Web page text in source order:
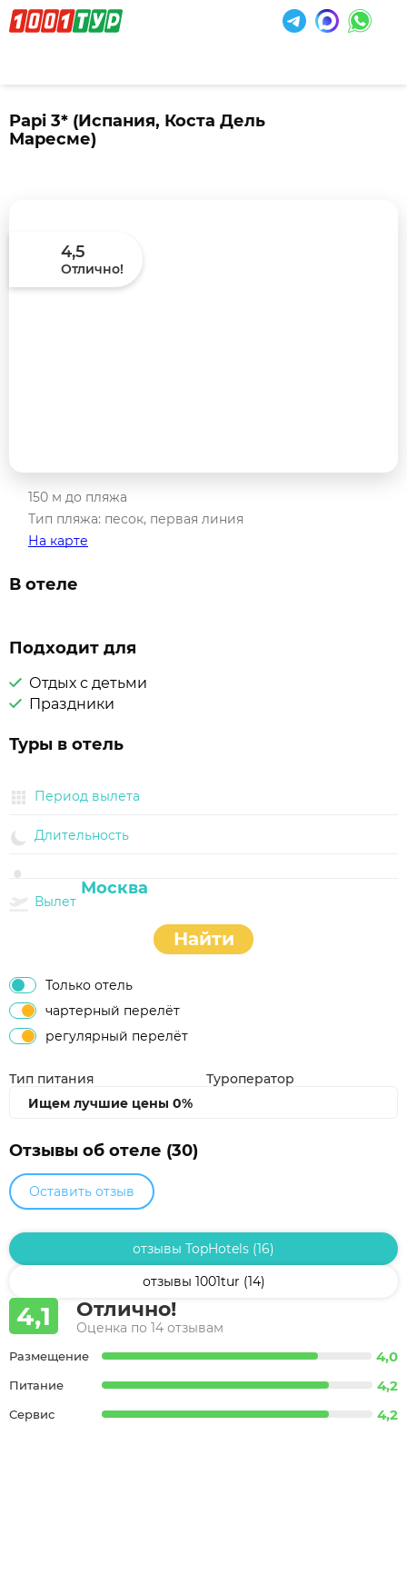
Papi 3* (Испания, Коста Дель
Маресме)
4,5
Отлично!
150 м до пляжа
Тип пляжа: песок, первая линия
На карте
В отеле
Подходит для
Отдых с детьми
Праздники
Туры в отель
Период вылета
Длительность
Вылет
Найти
Только отель
чартерный перелёт
регулярный перелёт
Тип питания
Туроператор
Ищем лучшие цены 0%
Отзывы об отеле (30)
Оставить отзыв
отзывы TopHotels (16)
отзывы 1001tur (14)
4,1 Отлично!
Оценка по 14 отзывам
Размещение 4,0
Питание 4,2
Сервис 4,2